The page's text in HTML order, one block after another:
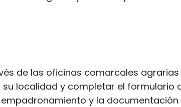
de las oficinas comarcales
localidad y completar el formulario
y la